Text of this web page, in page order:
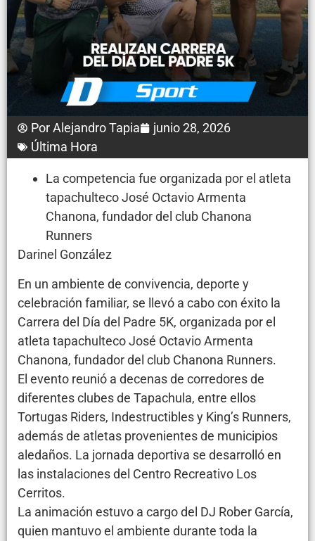
PorAlejandro Tapia
junio 28, 2026
Última Hora
La competencia fue organizada por el atleta
tapachulteco José Octavio Armenta
Chanona, fundador del club Chanona
Runners
Darinel González
En un ambiente de convivencia, deporte y
celebración familiar, se llevó a cabo con éxito la
Carrera del Día del Padre 5K, organizada por el
atleta tapachulteco José Octavio Armenta
Chanona, fundador del club Chanona Runners.
El evento reunió a decenas de corredores de
diferentes clubes de Tapachula, entre ellos
Tortugas Riders, Indestructibles y King’s Runners,
además de atletas provenientes de municipios
aledaños. La jornada deportiva se desarrolló en
las instalaciones del Centro Recreativo Los
Cerritos.
La animación estuvo a cargo del DJ Rober García,
quien mantuvo el ambiente durante toda la